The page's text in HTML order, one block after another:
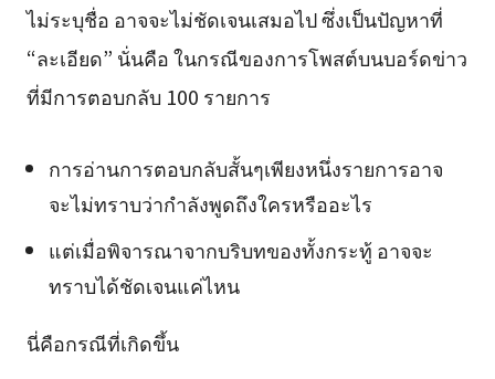
ไม่ระบุชื่อ อาจจะไม่ชัดเจนเสมอไป ซึ่งเป็นปัญหาที่
“ละเอียด” นั่นคือ ในกรณีของการโพสต์บนบอร์ดข่าว
ที่มีการตอบกลับ 100 รายการ
การอ่านการตอบกลับสั้นๆเพียงหนึ่งรายการอาจ
จะไม่ทราบว่ากำลังพูดถึงใครหรืออะไร
แต่เมื่อพิจารณาจากบริบทของทั้งกระทู้ อาจจะ
ทราบได้ชัดเจนแค่ไหน
นี่คือกรณีที่เกิดขึ้น